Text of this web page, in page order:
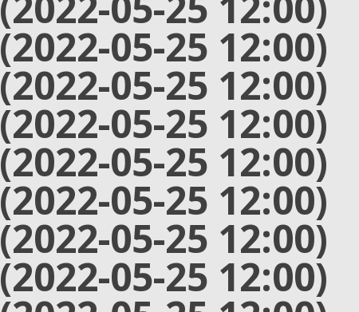
(2022-05-25 12:00)
(2022-05-25 12:00)
(2022-05-25 12:00)
(2022-05-25 12:00)
(2022-05-25 12:00)
(2022-05-25 12:00)
(2022-05-25 12:00)